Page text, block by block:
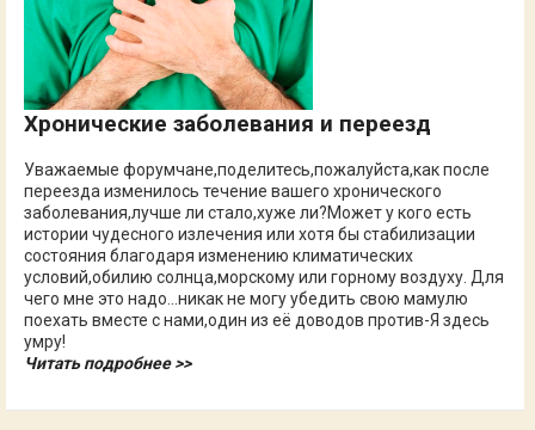
Хронические заболевания и переезд
Уважаемые форумчане,поделитесь,пожалуйста,как после
переезда изменилось течение вашего хронического
заболевания,лучше ли стало,хуже ли?Может у кого есть
истории чудесного излечения или хотя бы стабилизации
состояния благодаря изменению климатических
условий,обилию солнца,морскому или горному воздуху. Для
чего мне это надо...никак не могу убедить свою мамулю
поехать вместе с нами,один из её доводов против-Я здесь
умру!
Читать подробнее >>